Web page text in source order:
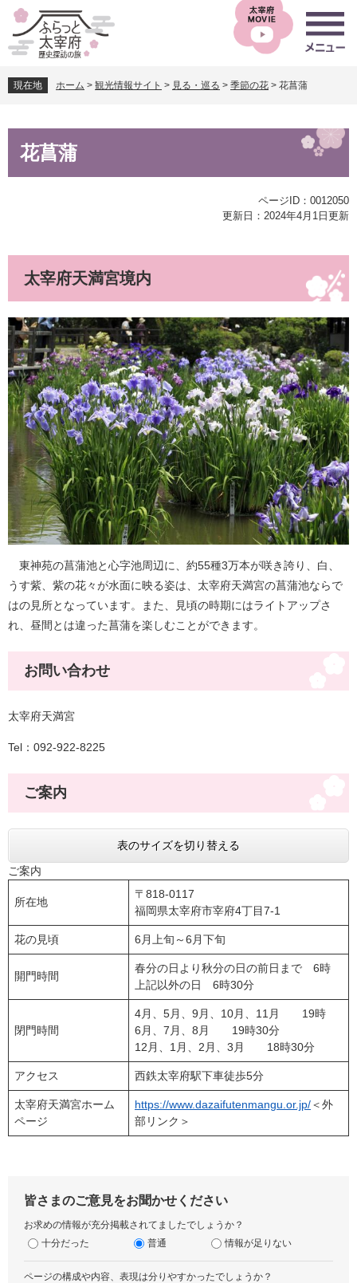
先
頭
を
飛
文
現在地 ホーム > 観光情報サイト > 見る・巡る > 季節の花 > 花菖蒲
花菖蒲
ページID：0012050
更新日：2024年4月1日更新
太宰府天満宮境内
東神苑の菖蒲池と心字池周辺に、約55種3万本が咲き誇り、白、
うす紫、紫の花々が水面に映る姿は、太宰府天満宮の菖蒲池ならで
はの見所となっています。また、見頃の時期にはライトアップさ
れ、昼間とは違った菖蒲を楽しむことができます。
お問い合わせ
太宰府天満宮
Tel：092-922-8225
ご案内
表のサイズを切り替える
ご案内
所在地
〒818-0117
福岡県太宰府市宰府4丁目7-1
花の見頃 6月上旬～6月下旬
開門時間
春分の日より秋分の日の前日まで 6時
上記以外の日 6時30分
閉門時間
4月、5月、9月、10月、11月 19時
6月、7月、8月 19時30分
12月、1月、2月、3月 18時30分
アクセス 西鉄太宰府駅下車徒歩5分
太宰府天満宮ホーム
ページ
https://www.dazaifutenmangu.or.jp/＜外
部リンク＞
皆さまのご意見をお聞かせください
お求めの情報が充分掲載されてましたでしょうか？
十分だった
普通 情報が足りない
ページの構成や内容、表現は分りやすかったでしょうか？